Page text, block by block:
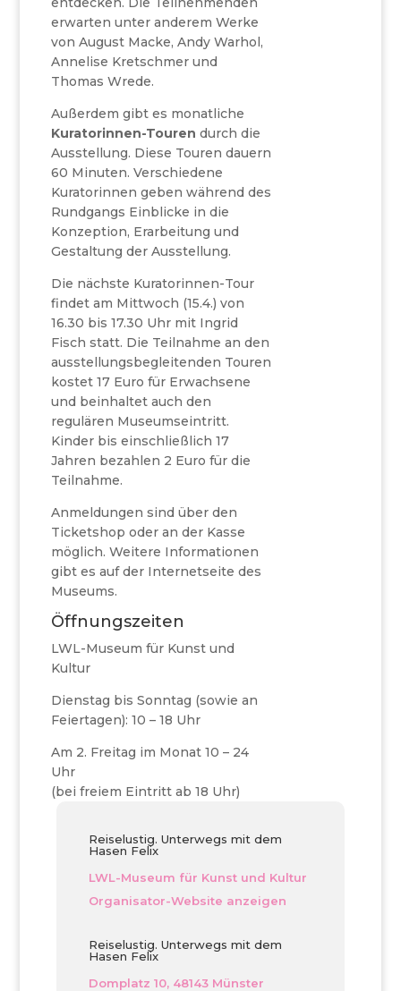
erwarten unter anderem Werke
von August Macke, Andy Warhol,
Annelise Kretschmer und
Thomas Wrede.
Außerdem gibt es monatliche
Kuratorinnen-Touren durch die
Ausstellung. Diese Touren dauern
60 Minuten. Verschiedene
Kuratorinnen geben während des
Rundgangs Einblicke in die
Konzeption, Erarbeitung und
Gestaltung der Ausstellung.
Die nächste Kuratorinnen-Tour
findet am Mittwoch (15.4.) von
16.30 bis 17.30 Uhr mit Ingrid
Fisch statt. Die Teilnahme an den
ausstellungsbegleitenden Touren
kostet 17 Euro für Erwachsene
und beinhaltet auch den
regulären Museumseintritt.
Kinder bis einschließlich 17
Jahren bezahlen 2 Euro für die
Teilnahme.
Anmeldungen sind über den
Ticketshop oder an der Kasse
möglich. Weitere Informationen
gibt es auf der Internetseite des
Museums.
Öffnungszeiten
LWL-Museum für Kunst und
Kultur
Dienstag bis Sonntag (sowie an
Feiertagen): 10 – 18 Uhr
Am 2. Freitag im Monat 10 – 24
Uhr
(bei freiem Eintritt ab 18 Uhr)
Reiselustig. Unterwegs mit dem
Hasen Felix
LWL-Museum für Kunst und Kultur
Organisator-Website anzeigen
Reiselustig. Unterwegs mit dem
Hasen Felix
Domplatz 10, 48143 Münster